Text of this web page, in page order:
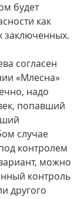
будет
как
заключенных.
согласен
«Млесна»
надо
попавший
случае
контролем
можно
контроль
другого